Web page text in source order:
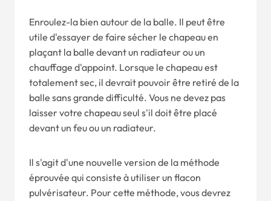
Enroulez-la bien autour de la balle. Il peut être
utile d'essayer de faire sécher le chapeau en
plaçant la balle devant un radiateur ou un
chauffage d'appoint. Lorsque le chapeau est
totalement sec, il devrait pouvoir être retiré de la
balle sans grande difficulté. Vous ne devez pas
laisser votre chapeau seul s'il doit être placé
devant un feu ou un radiateur.
Il s'agit d'une nouvelle version de la méthode
éprouvée qui consiste à utiliser un flacon
pulvérisateur. Pour cette méthode, vous devrez